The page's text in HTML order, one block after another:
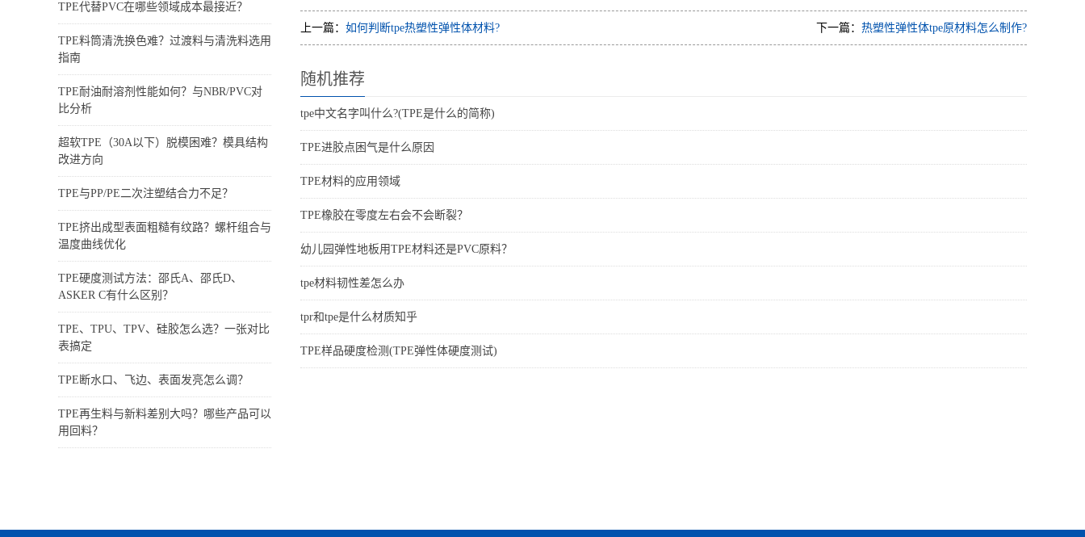
TPE代替PVC在哪些领域成本最接近？
TPE料筒清洗换色难？过渡料与清洗料选用
指南
TPE耐油耐溶剂性能如何？与NBR/PVC对
比分析
超软TPE（30A以下）脱模困难？模具结构
改进方向
TPE与PP/PE二次注塑结合力不足？
TPE挤出成型表面粗糙有纹路？螺杆组合与
温度曲线优化
TPE硬度测试方法：邵氏A、邵氏D、
ASKER C有什么区别？
TPE、TPU、TPV、硅胶怎么选？一张对比
表搞定
TPE断水口、飞边、表面发亮怎么调？
TPE再生料与新料差别大吗？哪些产品可以
用回料？
上一篇： 如何判断tpe热塑性弹性体材料? 下一篇： 热塑性弹性体tpe原材料怎么制作?
随机推荐
tpe中文名字叫什么?(TPE是什么的简称)
TPE进胶点困气是什么原因
TPE材料的应用领域
TPE橡胶在零度左右会不会断裂？
幼儿园弹性地板用TPE材料还是PVC原料？
tpe材料韧性差怎么办
tpr和tpe是什么材质知乎
TPE样品硬度检测(TPE弹性体硬度测试)